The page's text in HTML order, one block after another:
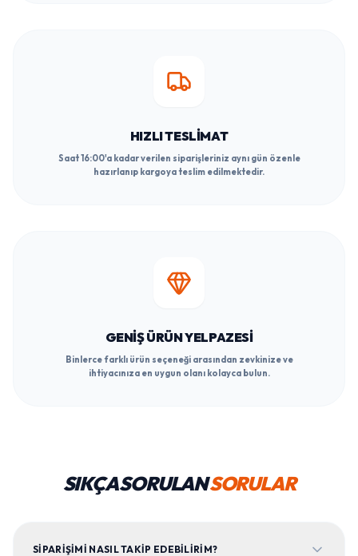
HIZLI TESLIMAT
Saat 16:00'a kadar verilen siparişleriniz aynı gün özenle
hazırlanıp kargoya teslim edilmektedir.
GENIŞ ÜRÜN YELPAZESI
Binlerce farklı ürün seçeneği arasından zevkinize ve
ihtiyacınıza en uygun olanı kolayca bulun.
SIKÇA SORULANSORULAR
SIPARIŞIMI NASIL TAKIP EDEBILIRIM?